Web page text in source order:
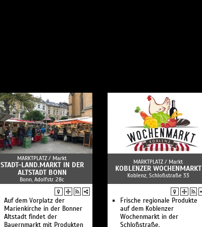
MARKTPLATZ / Markt
STADT-LAND.MARKT IN DER
ALTSTADT BONN
Bonn, Adolfstr. 28c
Auf dem Vorplatz der
Marienkirche in der Bonner
Altstadt findet der
Bauernmarkt mit Produkten
MARKTPLATZ / Markt
KOBLENZER WOCHENMARKT
Koblenz, Schloßstraße 33
Frische regionale Produkte
auf dem Koblenzer
Wochenmarkt in der
Schloßstraße.